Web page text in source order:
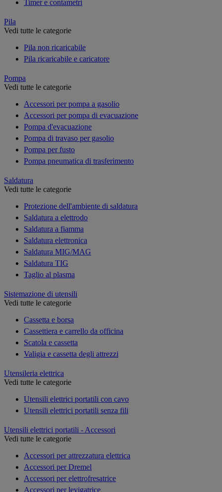
Timer e contametri
Pila
Vedi tutte le categorie
Pila non ricaricabile
Pila ricaricabile e caricatore
Pompa
Vedi tutte le categorie
Accessori per pompa a gasolio
Accessori per pompa di evacuazione
Pompa d'evacuazione
Pompa di travaso per gasolio
Pompa per fusto
Pompa pneumatica di trasferimento
Saldatura
Vedi tutte le categorie
Protezione dell'ambiente di saldatura
Saldatura a elettrodo
Saldatura a fiamma
Saldatura elettronica
Saldatura MIG/MAG
Saldatura TIG
Taglio al plasma
Sistemazione di utensili
Vedi tutte le categorie
Cassetta e borsa
Cassettiera e carrello da officina
Scatola e cassetta
Valigia e cassetta degli attrezzi
Utensileria elettrica
Vedi tutte le categorie
Utensili elettrici portatili con cavo
Utensili elettrici portatili senza fili
Utensili elettrici portatili - Accessori
Vedi tutte le categorie
Accessori per attrezzatura elettrica
Accessori per Dremel
Accessori per elettrofresatrice
Accessori per levigatrice